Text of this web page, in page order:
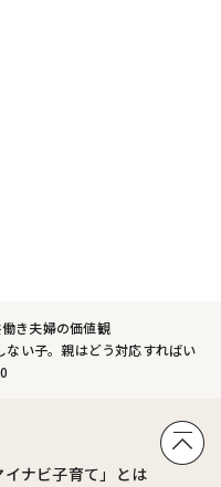
き夫婦の価値観
い子。親はどう対応すればい
イナビ子育て」とは